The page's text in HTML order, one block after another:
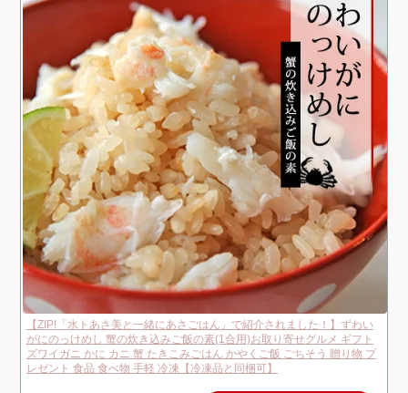
【ZIP!「水トあさ美と一緒にあさごはん」で紹介されました！】ずわい
がにのっけめし 蟹の炊き込みご飯の素(1合用)お取り寄せグルメ ギフト
ズワイガニ かに カニ 蟹 たきこみごはん かやくご飯 ごちそう 贈り物 プ
レゼント 食品 食べ物 手軽 冷凍【冷凍品と同梱可】